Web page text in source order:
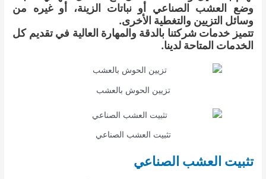
وضع العشب الصناعي أو نباتات الزينة، أو غيره من
وسائل التزيين والتغطية الأخرى.
تتميز خدمات شركتنا بالدقة والمهارة العالية في تقديم كل
الخدمات المتاحة لدينا.
تزيين الحوش بالعشب
تثبيت العشب الصناعي
تثبيت العشب الصناعي